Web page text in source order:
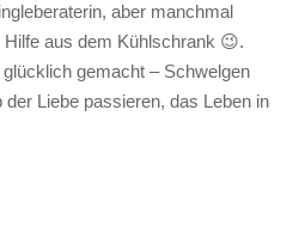
aber manchmal
aus dem Kühlschrank 😉.
gemacht – Schwelgen
Liebe passieren, das Leben in